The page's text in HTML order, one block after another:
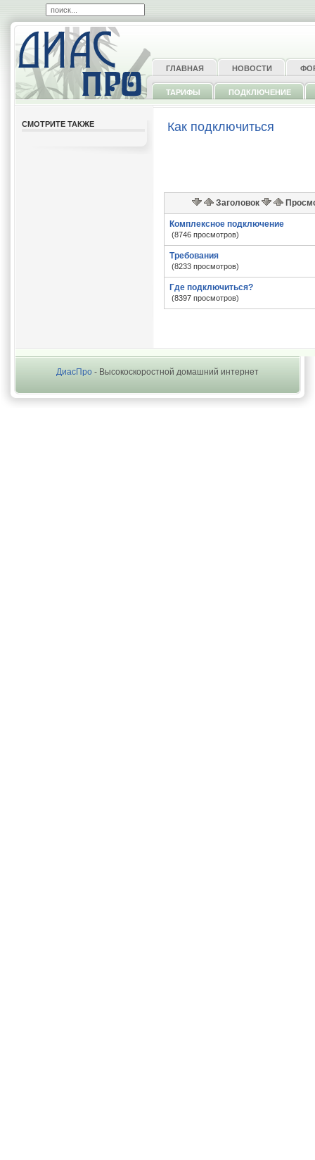
ГЛАВНАЯ НОВОСТИ
ТАРИФЫ ПОДКЛЮЧЕНИЕ
СМОТРИТЕ ТАКЖЕ Как подключиться
Заголовок
Комплексное подключение
(8746 просмотров)
Требования
(8233 просмотров)
Где подключиться?
(8397 просмотров)
ДиасПро - Высокоскоростной домашний интернет